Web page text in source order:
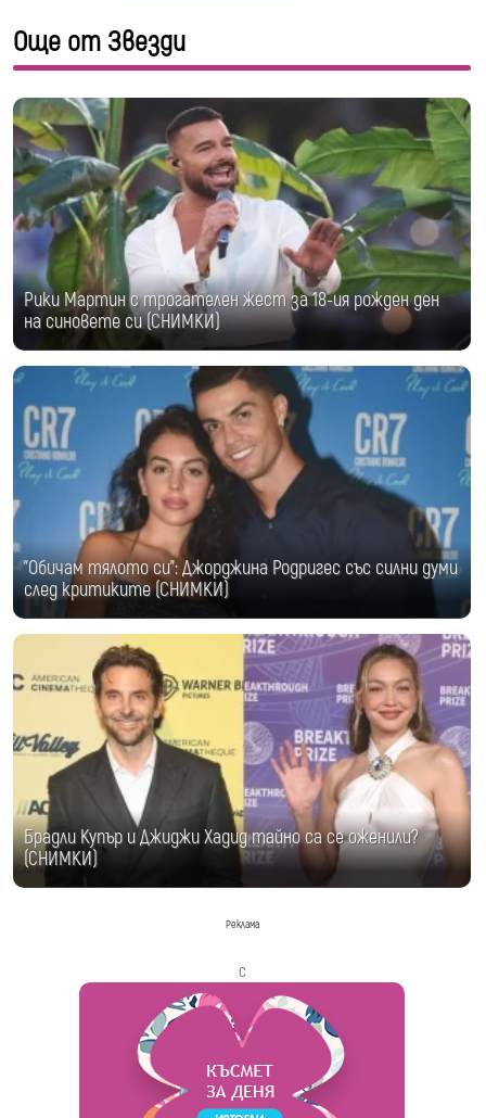
Още от Звезди
Рики Мартин с трогателен жест за 18-ия рожден ден
на синовете си (СНИМКИ)
"Обичам тялото си": Джорджина Родригес със силни думи
след критиките (СНИМКИ)
Брадли Купър и Джиджи Хадид тайно са се оженили?
(СНИМКИ)
Реклама
с